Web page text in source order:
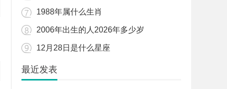
1988年属什么生肖
2006年出生的人2026年多少岁
12月28日是什么星座
最近发表